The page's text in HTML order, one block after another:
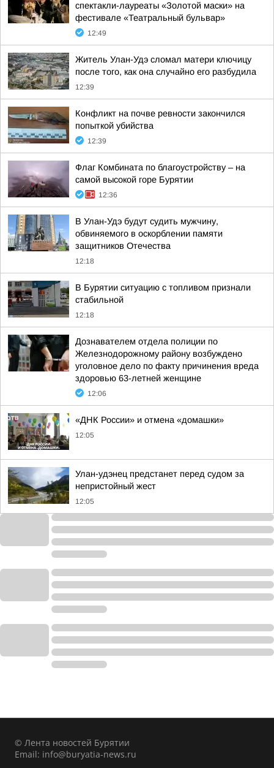
спектакли-лауреаты «Золотой маски» на
фестивале «Театральный бульвар»
12:49
Житель Улан-Удэ сломал матери ключицу
после того, как она случайно его разбудила
12:39
Конфликт на почве ревности закончился
попыткой убийства
12:39
Флаг Комбината по благоустройству – на
самой высокой горе Бурятии
12:36
В Улан-Удэ будут судить мужчину,
обвиняемого в оскорблении памяти
защитников Отечества
12:18
В Бурятии ситуацию с топливом признали
стабильной
12:18
Дознавателем отдела полиции по
Железнодорожному району возбуждено
уголовное дело по факту причинения вреда
здоровью 63-летней женщине
12:06
«ДНК России» и отмена «домашки»
12:05
Улан-удэнец предстанет перед судом за
непристойный жест
12:05
© Лента новостей Бурятии
Email: info@buryatia-news.ru